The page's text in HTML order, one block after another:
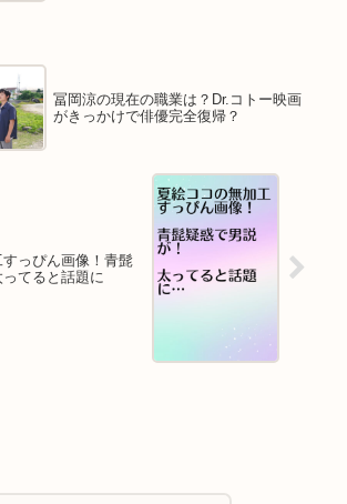
冨岡涼の現在の職業は？Dr.コトー映画
がきっかけで俳優完全復帰？
っぴん画像！青髭
てると話題に